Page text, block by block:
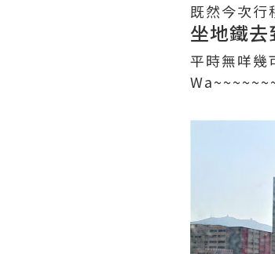
既然今次行
坐地鐵
平時無咩幾